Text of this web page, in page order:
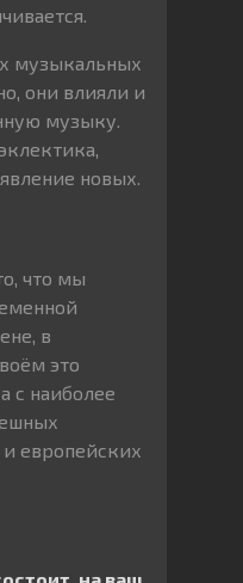
музыкальных
они влияли и
музыку.
новых.
что мы
в
это
с наиболее
европейских